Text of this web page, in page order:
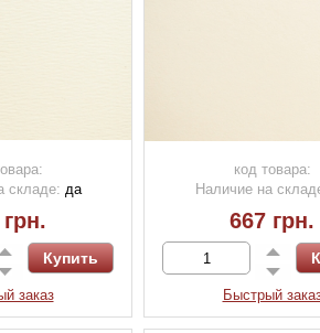
складе: да
заказ
код товара:
Наличие на
667 грн.
Быстрый